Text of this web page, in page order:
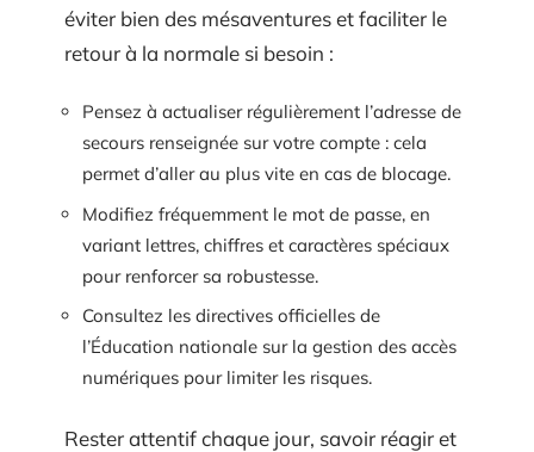
éviter bien des mésaventures et faciliter le
retour à la normale si besoin :
Pensez à actualiser régulièrement l’adresse de
secours renseignée sur votre compte : cela
permet d’aller au plus vite en cas de blocage.
Modifiez fréquemment le mot de passe, en
variant lettres, chiffres et caractères spéciaux
pour renforcer sa robustesse.
Consultez les directives officielles de
l’Éducation nationale sur la gestion des accès
numériques pour limiter les risques.
Rester attentif chaque jour, savoir réagir et